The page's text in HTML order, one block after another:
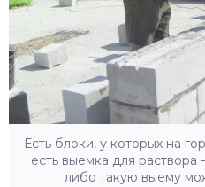
Есть блоки, у которых на
есть выемка для
либо такую выему